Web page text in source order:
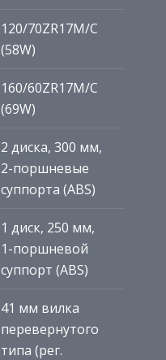
120/70ZR17M/C
(58W)
160/60ZR17M/C
(69W)
2 диска, 300 мм,
2-поршневые
суппорта (ABS)
1 диск, 250 мм,
1-поршневой
суппорт (ABS)
41 мм вилка
перевернутого
типа (рег.